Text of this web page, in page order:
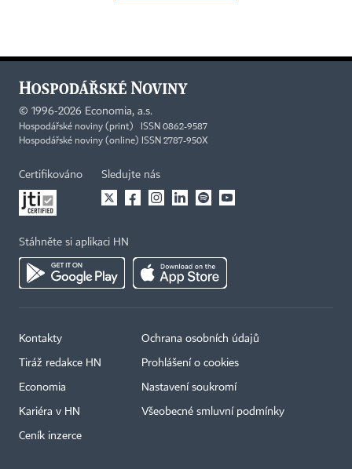
© 1996-2026 Economia, a.s.
Hospodářské noviny (print) ISSN 0862-9587
Hospodářské noviny (online) ISSN 2787-950X
Certifikováno Sledujte nás
Stáhněte si aplikaci HN
Kontakty
Tiráž redakce HN
Economia
Kariéra v HN
Ceník inzerce
Ochrana osobních údajů
Prohlášení o cookies
Nastavení soukromí
Všeobecné smluvní podmínky